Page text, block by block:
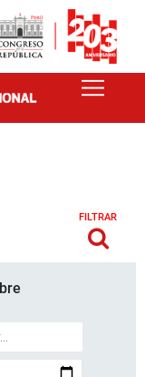
FILTRAR